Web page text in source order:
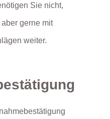
Sie nicht,
gerne mit
weiter.